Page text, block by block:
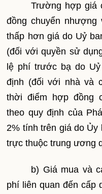
Trường hợp giá
đồng chuyển
thấp hơn giá do Uỷ
(đối với quyền sử
lệ phí trước bạ do
định (đối với nhà và
thời điểm hợp đồng
theo quy định của
2% tính trên giá do Ủy
trực thuộc trung ương
b) Giá mua và
phí liên quan đến cấp